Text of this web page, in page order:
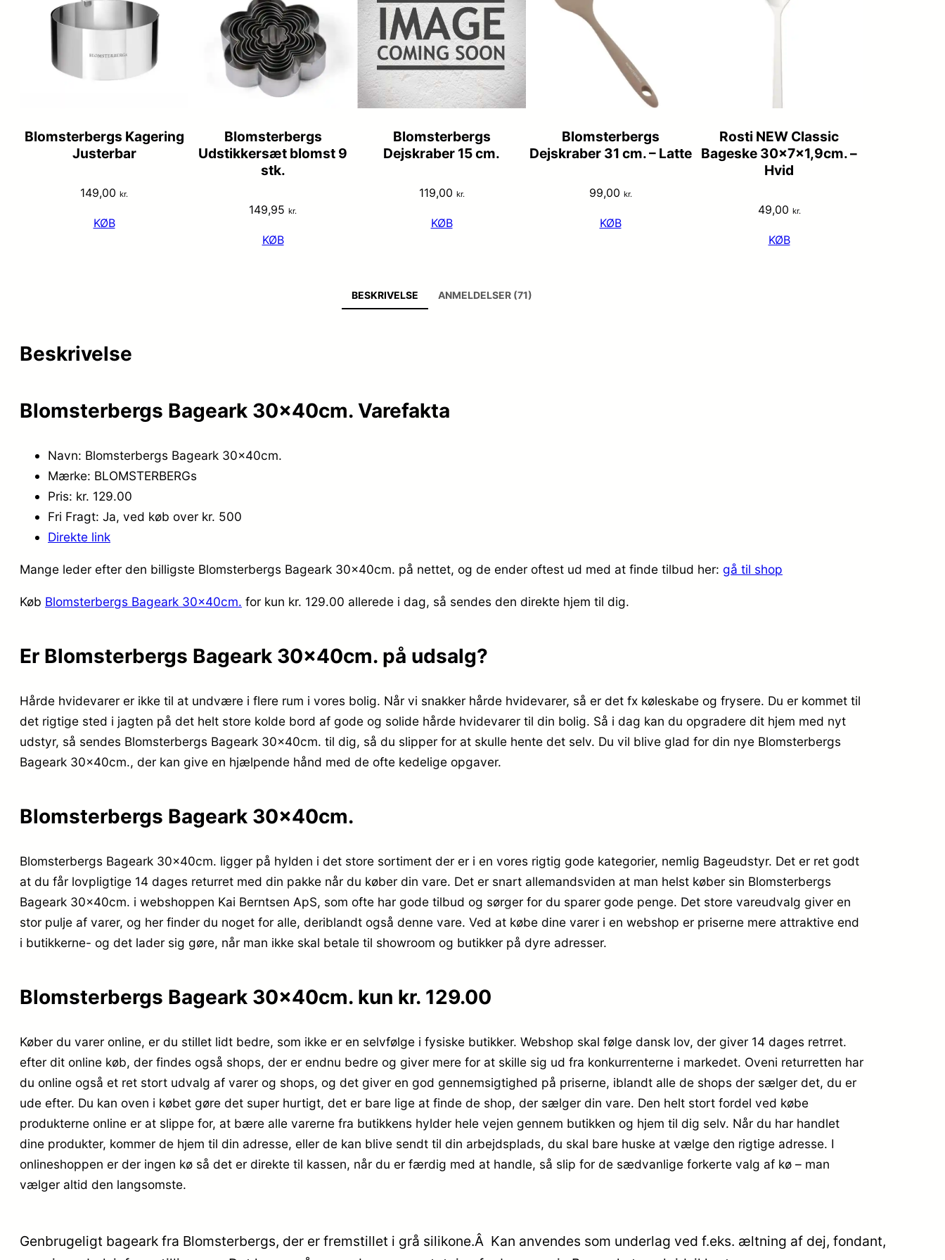
Blomsterbergs Kagering
Justerbar
149,00 kr.
KØB
Blomsterbergs
Udstikkersæt blomst 9
stk.
149,95 kr.
KØB
Blomsterbergs
Dejskraber 15 cm.
119,00 kr.
KØB
Blomsterbergs
Dejskraber 31 cm. – Latte
99,00 kr.
KØB
Rosti NEW Classic
Bageske 30x7x1,9cm. –
Hvid
49,00 kr.
KØB
BESKRIVELSE ANMELDELSER (71)
Beskrivelse
Blomsterbergs Bageark 30x40cm. Varefakta
Navn: Blomsterbergs Bageark 30x40cm.
Mærke: BLOMSTERBERGs
Pris: kr. 129.00
Fri Fragt: Ja, ved køb over kr. 500
Direkte link
Mange leder efter den billigste Blomsterbergs Bageark 30x40cm. på nettet, og de ender oftest ud med at finde tilbud her: gå til shop
Køb Blomsterbergs Bageark 30x40cm. for kun kr. 129.00 allerede i dag, så sendes den direkte hjem til dig.
Er Blomsterbergs Bageark 30x40cm. på udsalg?
Hårde hvidevarer er ikke til at undvære i flere rum i vores bolig. Når vi snakker hårde hvidevarer, så er det fx køleskabe og frysere. Du er kommet til
det rigtige sted i jagten på det helt store kolde bord af gode og solide hårde hvidevarer til din bolig. Så i dag kan du opgradere dit hjem med nyt
udstyr, så sendes Blomsterbergs Bageark 30x40cm. til dig, så du slipper for at skulle hente det selv. Du vil blive glad for din nye Blomsterbergs
Bageark 30x40cm., der kan give en hjælpende hånd med de ofte kedelige opgaver.
Blomsterbergs Bageark 30x40cm.
Blomsterbergs Bageark 30x40cm. ligger på hylden i det store sortiment der er i en vores rigtig gode kategorier, nemlig Bageudstyr. Det er ret godt
at du får lovpligtige 14 dages returret med din pakke når du køber din vare. Det er snart allemandsviden at man helst køber sin Blomsterbergs
Bageark 30x40cm. i webshoppen Kai Berntsen ApS, som ofte har gode tilbud og sørger for du sparer gode penge. Det store vareudvalg giver en
stor pulje af varer, og her finder du noget for alle, deriblandt også denne vare. Ved at købe dine varer i en webshop er priserne mere attraktive end
i butikkerne- og det lader sig gøre, når man ikke skal betale til showroom og butikker på dyre adresser.
Blomsterbergs Bageark 30x40cm. kun kr. 129.00
Køber du varer online, er du stillet lidt bedre, som ikke er en selvfølge i fysiske butikker. Webshop skal følge dansk lov, der giver 14 dages retrret.
efter dit online køb, der findes også shops, der er endnu bedre og giver mere for at skille sig ud fra konkurrenterne i markedet. Oveni returretten har
du online også et ret stort udvalg af varer og shops, og det giver en god gennemsigtighed på priserne, iblandt alle de shops der sælger det, du er
ude efter. Du kan oven i købet gøre det super hurtigt, det er bare lige at finde de shop, der sælger din vare. Den helt stort fordel ved købe
produkterne online er at slippe for, at bære alle varerne fra butikkens hylder hele vejen gennem butikken og hjem til dig selv. Når du har handlet
dine produkter, kommer de hjem til din adresse, eller de kan blive sendt til din arbejdsplads, du skal bare huske at vælge den rigtige adresse. I
onlineshoppen er der ingen kø så det er direkte til kassen, når du er færdig med at handle, så slip for de sædvanlige forkerte valg af kø – man
vælger altid den langsomste.
Genbrugeligt bageark fra Blomsterbergs, der er fremstillet i grå silikone.Â Kan anvendes som underlag ved f.eks. æltning af dej, fondant,